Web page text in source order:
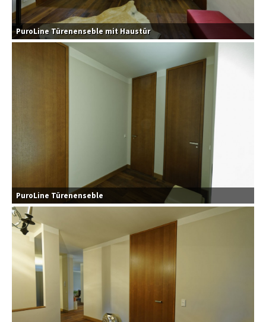
PuroLine Türenenseble mit Haustür
PuroLine Türenenseble